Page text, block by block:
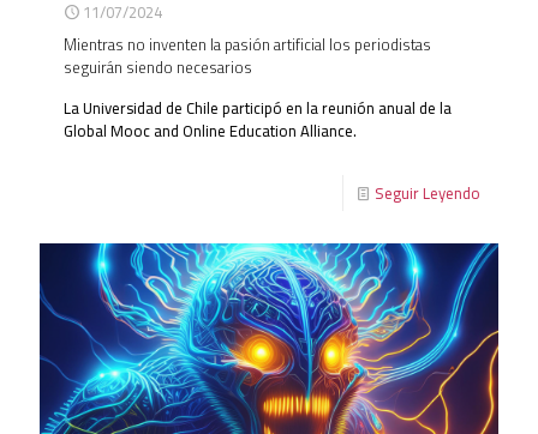
11/07/2024
Mientras no inventen la pasión artificial los periodistas
seguirán siendo necesarios
La Universidad de Chile participó en la reunión anual de la
Global Mooc and Online Education Alliance.
Seguir Leyendo